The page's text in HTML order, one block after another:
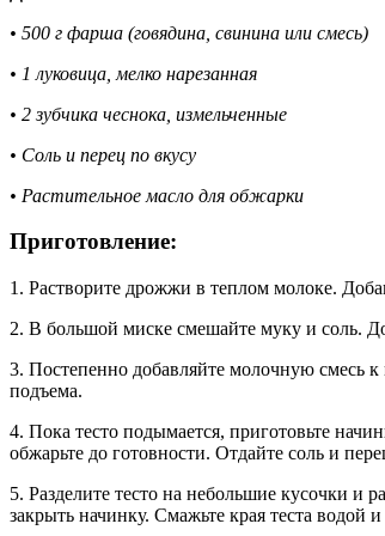
• 500 г фарша (говядина, свинина или смесь)
• 1 луковица, мелко нарезанная
• 2 зубчика чеснока, измельченные
• Соль и перец по вкусу
• Растительное масло для обжарки
Приготовление:
1. Растворите дрожжи в теплом молоке.
2. В большой миске смешайте муку и соль.
3. Постепенно добавляйте молочную смесь к
подъема.
4. Пока тесто подымается, приготовьте
обжарьте до готовности. Отдайте соль и
5. Разделите тесто на небольшие кусочки и
закрыть начинку. Смажьте края теста водой